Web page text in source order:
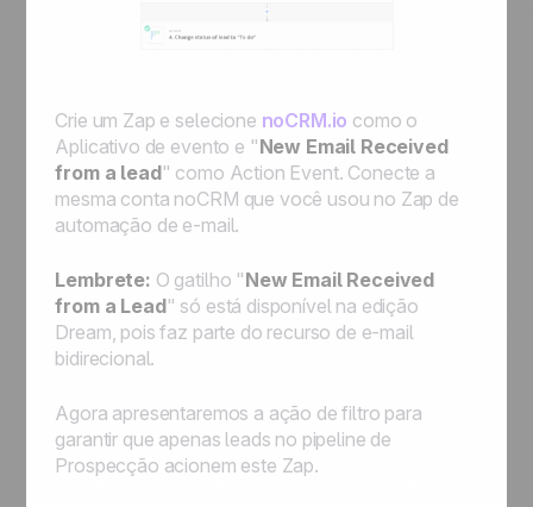
Crie um Zap e selecione noCRM.io como o
Aplicativo de evento e "New Email Received
from a lead" como Action Event. Conecte a
mesma conta noCRM que você usou no Zap de
automação de e-mail.
Lembrete: O gatilho "New Email Received
from a Lead" só está disponível na edição
Dream, pois faz parte do recurso de e-mail
bidirecional.
Agora apresentaremos a ação de filtro para
garantir que apenas leads no pipeline de
Prospecção acionem este Zap.